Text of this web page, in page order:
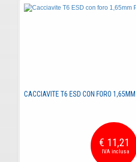
CACCIAVITE T6 ESD CON FORO
€ 11,21